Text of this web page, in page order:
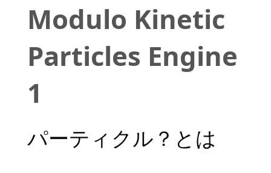
Modulo Kinetic
Particles Engine
1
パーティクル？とは